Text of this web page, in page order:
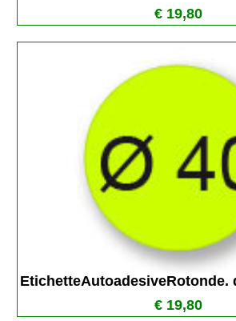
€ 19,80
EtichetteAutoadesiveRotonde.
€ 19,80